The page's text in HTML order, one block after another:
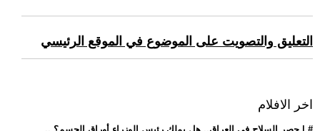
التعليق والتصويت على الموضوع في الموقع الرئيسي
اخر الافلام